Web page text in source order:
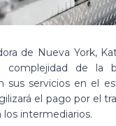
de Nueva York,
complejidad de la
sus servicios en el
el pago por el
los intermediarios.